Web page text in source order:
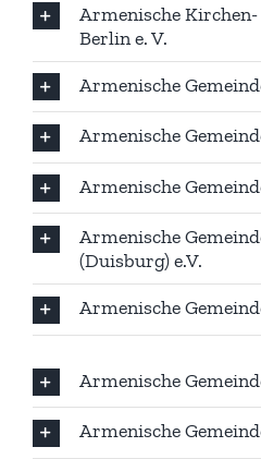
Armenische
Berlin e. V.
Armenische
Armenische
Armenische
Armenische
(Duisburg) e.V.
Armenische
Armenische
Armenische